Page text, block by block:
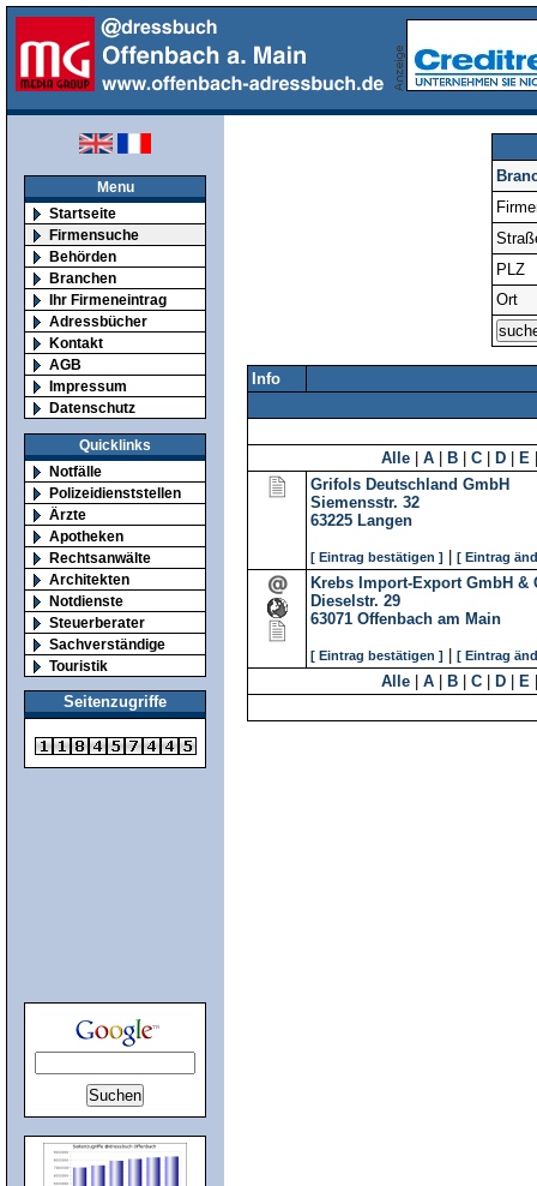
Menu
Startseite
Firmensuche
Behörden
Branchen
Ihr Firmeneintrag
Adressbücher
Kontakt
AGB
Impressum
Datenschutz
Quicklinks
Notfälle
Polizeidienststellen
Ärzte
Apotheken
Rechtsanwälte
Architekten
Notdienste
Steuerberater
Sachverständige
Touristik
Seitenzugriffe
PLZ
Ort
Info
Alle A B C D E
Grifols Deutschland GmbH
Siemensstr. 32
63225 Langen
[ Eintrag bestätigen ] [ Eintrag
Krebs Import-Export GmbH &
Dieselstr. 29
63071 Offenbach am Main
[ Eintrag bestätigen ] [ Eintrag
Alle A B C D E